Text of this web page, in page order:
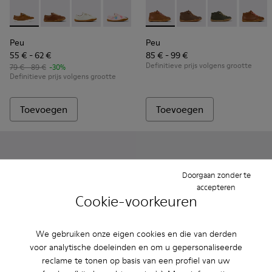
Cookie-voorkeuren
We gebruiken onze eigen cookies en die van derden
voor analytische doeleinden en om u gepersonaliseerde
reclame te tonen op basis van een profiel van uw
Doorgaan zonder te
accepteren
Peu - 80003-139 - Bruine leren schoen voor kinderen.
Peu - 80003-160 - Bruine leren kinderschoen.
Peu - 80003-159Peu - 80003-157Peu - 80003-156
Peu - 80003-150
Peu - 80003-135
Peu -
Peu
55 € - 62 €
79 € - 89 € -30%
Definitieve prijs volgens grootte
Toevoegen
Peu - 90019-108 - Bruine
Peu - 90019-131 -
Peu - 90019-
Peu -
Peu
85 € - 99 €
Definitieve prijs volgens grootte
Toevoegen